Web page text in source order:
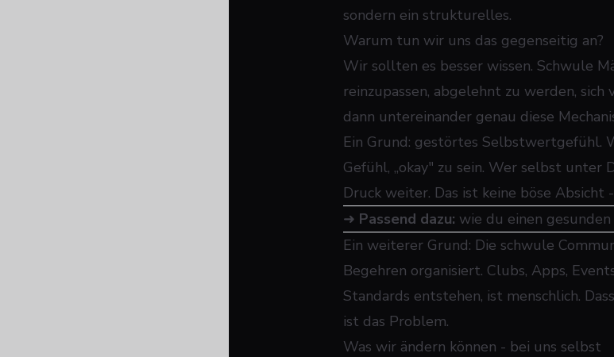
sondern ein strukturelles.
Warum tun wir uns das gegenseitig an?
Wir sollten es besser wissen. Schwule
reinzupassen, abgelehnt zu werden,
dann untereinander genau diese
Ein Grund: gestörtes Selbstwertgefühl.
Gefühl, „okay" zu sein. Wer selbst unter
Druck weiter. Das ist keine böse Absicht
➜ Passend dazu: wie du einen
Ein weiterer Grund: Die schwule
Begehren organisiert. Clubs, Apps,
Standards entstehen, ist menschlich.
ist das Problem.
Was wir ändern können - bei uns selbst